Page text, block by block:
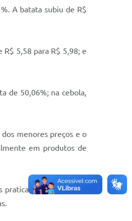
A batata subiu de R$
5,58 para R$ 5,98; e
de 50,06%; na cebola,
menores preços e o
em produtos de
no comércio